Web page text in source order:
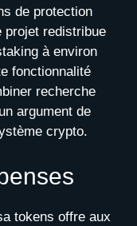
de protection
projet redistribue
à environ
fonctionnalité
recherche
argument de
crypto.
tokens offre aux